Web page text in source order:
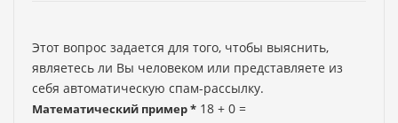
Этот вопрос задается для того, чтобы выяснить,
являетесь ли Вы человеком или представляете из
себя автоматическую спам-рассылку.
Математический пример* 18 + 0 =